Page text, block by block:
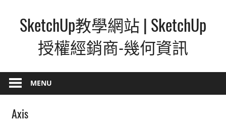
contentSketchUp教學網站 | SketchUp
授權經銷商-幾何資訊
–
最
覺
MENU
Axis